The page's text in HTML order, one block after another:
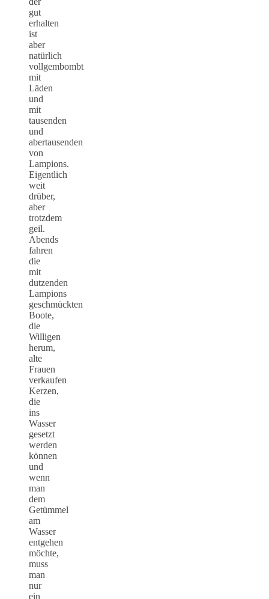
gut
erhalten
ist
aber
natürlich
vollgembombt
mit
Läden
und
mit
tausenden
und
abertausenden
von
Lampions.
Eigentlich
weit
drüber,
aber
trotzdem
geil.
Abends
fahren
die
mit
dutzenden
Lampions
geschmückten
Boote,
die
Willigen
herum,
alte
Frauen
verkaufen
Kerzen,
die
ins
Wasser
gesetzt
werden
können
und
wenn
man
dem
Getümmel
am
Wasser
entgehen
möchte,
muss
man
nur
ein